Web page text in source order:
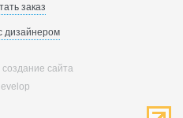
заказ
дизайнером
сайта